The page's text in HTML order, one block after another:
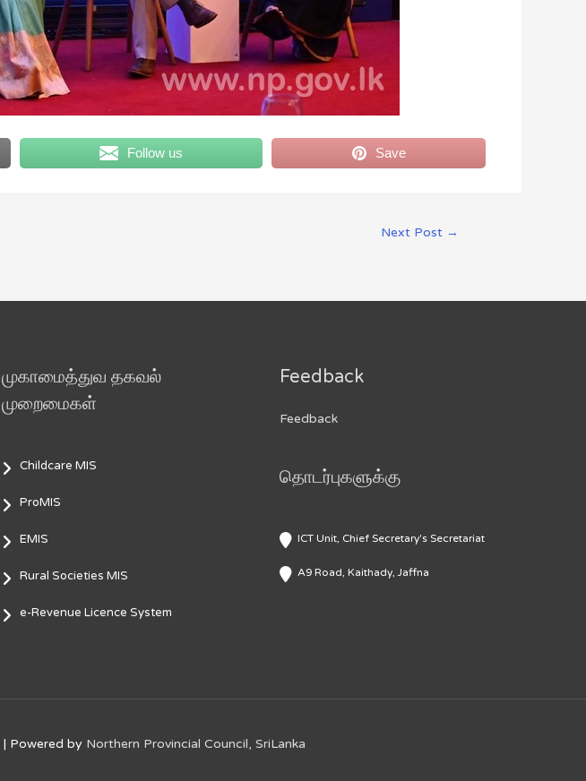
Follow us
Save
Next Post →
முகாமைத்துவ தகவல்
முறைமைகள்
Childcare MIS
ProMIS
EMIS
Rural Societies MIS
e-Revenue Licence System
Feedback
Feedback
தொடர்புகளுக்கு
ICT Unit, Chief Secretary's Secretariat
A9 Road, Kaithady, Jaffna
| Powered by Northern Provincial Council, SriLanka